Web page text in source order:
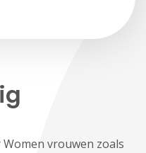
vrouwen zoals